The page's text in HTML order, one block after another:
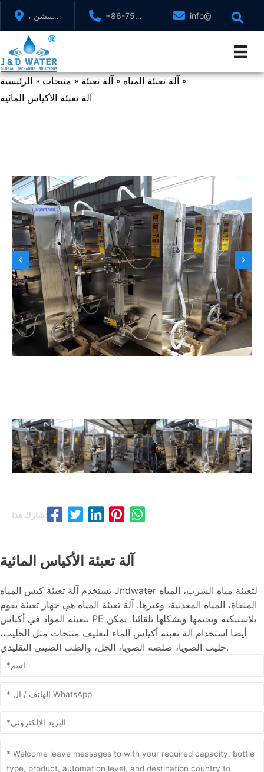
شنتشن ،
قوانغدونغ
، الصين
+86-755-
88321071
info@jndwater.com
الرئيسية » منتجات » آلة تعبئة » آلة تعبئة المياه »
آلة تعبئة الأكياس المائية
شارك هذا:
آلة تعبئة الأكياس المائية
تستخدم آلة تعبئة كيس المياه Jndwater لتعبئة مياه الشرب، المياه
المنقاة، المياه المعدنية، وغيرها. آلة تعبئة المياه هي جهاز تعبئة يقوم
بتعبئة المواد في أكياس PE بلاستيكية ويختمها ويشكلها تلقائيا. يمكن
أيضا استخدام آلة تعبئة أكياس الماء لتغليف منتجات مثل الحليب،
حليب الصويا، صلصة الصويا، الخل، والطب الصيني التقليدي.